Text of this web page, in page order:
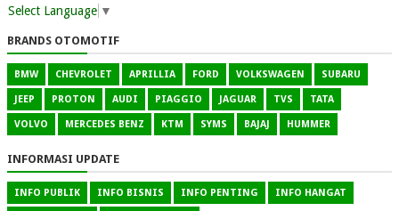
Select Language ▼
BRANDS OTOMOTIF
BMW CHEVROLET APRILLIA FORD VOLKSWAGEN SUBARU
JEEP PROTON AUDI PIAGGIO JAGUAR TVS TATA
VOLVO MERCEDES BENZ KTM SYMS BAJAJ HUMMER
INFORMASI UPDATE
INFO PUBLIK INFO BISNIS INFO PENTING INFO HANGAT